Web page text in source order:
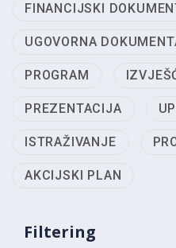
FINANCIJSKI
UGOVORNA
PROGRAM
PREZENTACIJA
ISTRAŽIVANJE
AKCIJSKI PLAN
Filtering